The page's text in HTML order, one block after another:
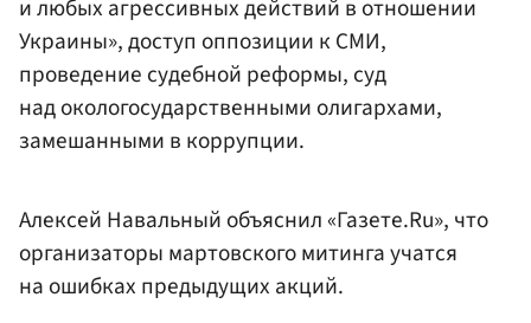
и любых агрессивных действий в отношении
Украины», доступ оппозиции к СМИ,
проведение судебной реформы, суд
над окологосударственными олигархами,
замешанными в коррупции.
Алексей Навальный объяснил «Газете.Ru», что
организаторы мартовского митинга учатся
на ошибках предыдущих акций.